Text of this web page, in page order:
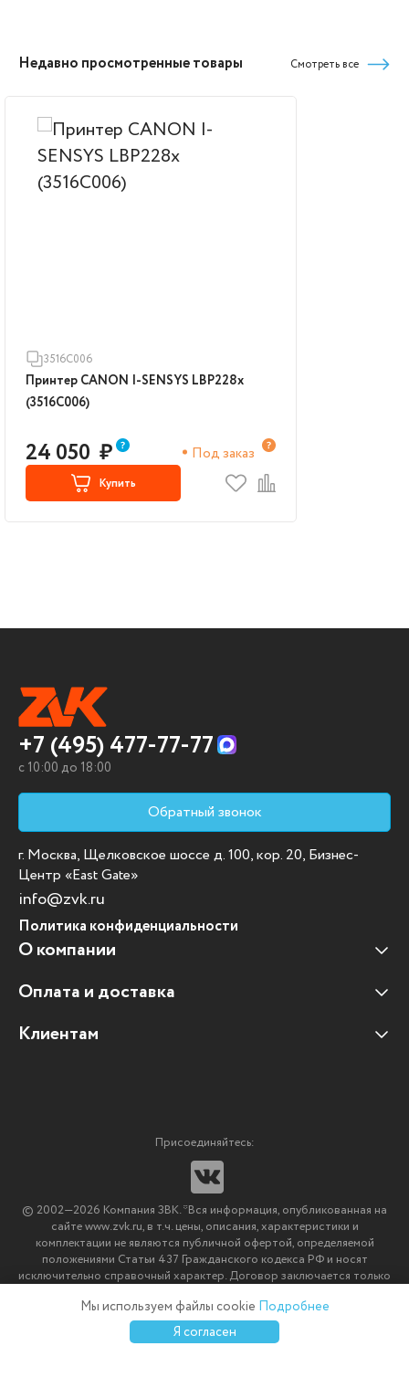
Недавно просмотренные товары Смотреть все
3516C006
Принтер CANON I-SENSYS LBP228x
(3516C006)
24 050 ₽ Под заказ
Купить
+7 (495) 477-77-77
c 10:00 до 18:00
Обратный звонок
г. Москва, Щелковское шоссе д. 100, кор. 20, Бизнес-
Центр «East Gate»
info@zvk.ru
Политика конфиденциальности
О компании
Наши клиенты
Отзывы клиентов
Оплата и доставка
Оплата и доставка
Клиентам
Мультимедийное оборудование
Импортозамещение ПО
© 2002—2026 Компания ЗВК. *Вся информация, опубликованная на
сайте www.zvk.ru, в т.ч. цены, описания, характеристики и
комплектации не являются публичной офертой, определяемой
положениями Статьи 437 Гражданского кодекса РФ и носят
исключительно справочный характер. Договор заключается только
ЗВК.
Присоединяйтесь:
0
Избранное
0
Сравнение Корзина
Мы используем файлы cookie Подробнее
Я согласен